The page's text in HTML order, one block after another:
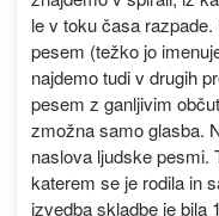
le v toku časa
pesem (težko jo
najdemo tudi v drugih
pesem z ganljivim
zmožna samo glasba.
naslova ljudske pesmi.
katerem se je rodila in
izvedba skladbe je bila